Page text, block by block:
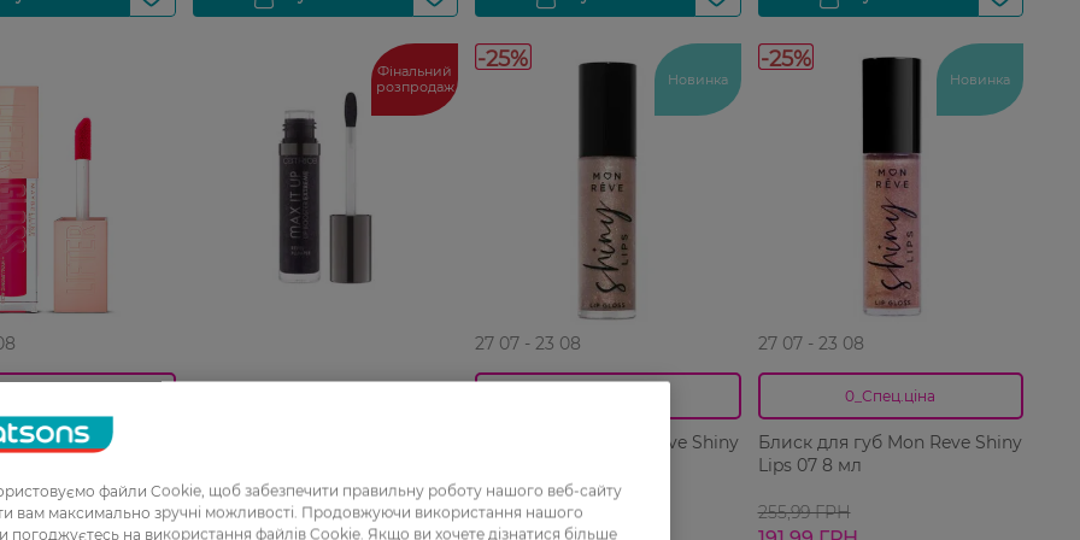
Maybelline NY
Фінальний
розпродаж
199,99 ГРН
-25%
Новинка
27 07 - 23 08
Блиск для губ Mon Reve Shiny
255,99 ГРН
-25%
Новинка
27 07 - 23 08
0_Спец.ціна
Блиск для губ Mon Reve Shiny
Lips 07 8 мл
255,99 ГРН
файли Cookie, щоб забезпечити правильну роботу нашого веб-сайту
вам максимально зручні можливості. Продовжуючи використання нашого
погоджуєтесь на використання файлів Cookie. Якщо ви хочете дізнатися більше